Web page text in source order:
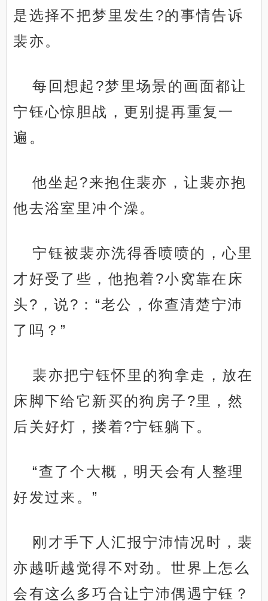
是选择不把梦里发生?的事情告诉
裴亦。
每回想起?梦里场景的画面都让
宁钰心惊胆战，更别提再重复一
遍。
他坐起?来抱住裴亦，让裴亦抱
他去浴室里冲个澡。
宁钰被裴亦洗得香喷喷的，心里
才好受了些，他抱着?小窝靠在床
头?，说?：“老公，你查清楚宁沛
了吗？”
裴亦把宁钰怀里的狗拿走，放在
床脚下给它新买的狗房子?里，然
后关好灯，搂着?宁钰躺下。
“查了个大概，明天会有人整理
好发过来。”
刚才手下人汇报宁沛情况时，裴
亦越听越觉得不对劲。世界上怎么
会有这么多巧合让宁沛偶遇宁钰？